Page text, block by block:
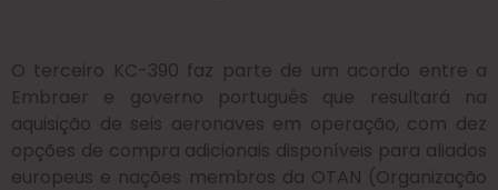
O terceiro KC-390 faz parte de um acordo entre a
Embraer e governo português que resultará na
aquisição de seis aeronaves em operação, com dez
opções de compra adicionais disponíveis para aliados
europeus e nações membros da OTAN (Organização